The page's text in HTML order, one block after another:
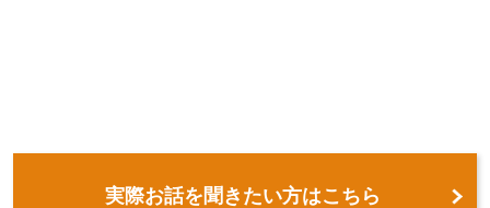
実際お話を聞きたい方はこちら